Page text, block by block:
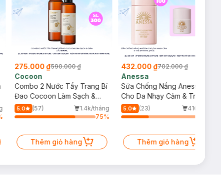
275.000 ₫590.000 ₫
Cocoon
Combo 2 Nước Tẩy Trang Bí
Đao Cocoon Làm Sạch &
Giảm Dầu 500ml
5.0 (57)
1.4k/tháng
75%
Thêm giỏ hàng
432.000 ₫702.000 ₫
Anessa
Sữa Chống Nắng Anessa
Cho Da Nhạy Cảm & Trẻ Em
60ml (Mới)
5.0 (23)
410/tháng
Thêm giỏ hàng